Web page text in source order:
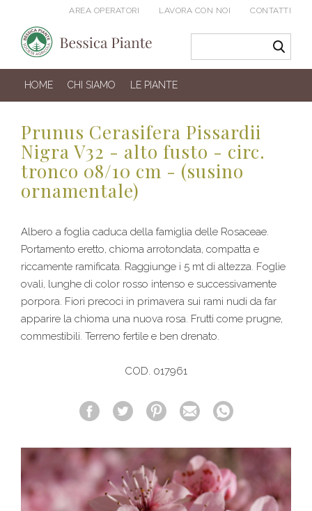
AREA OPERATORI LAVORA CON NOI CONTATTI
HOME CHI SIAMO LE PIANTE
Prunus Cerasifera Pissardii
Nigra V32 - alto fusto - circ.
tronco 08/10 cm - (susino
ornamentale)
Albero a foglia caduca della famiglia delle Rosaceae.
Portamento eretto, chioma arrotondata, compatta e
riccamente ramificata. Raggiunge i 5 mt di altezza. Foglie
ovali, lunghe di color rosso intenso e successivamente
porpora. Fiori precoci in primavera sui rami nudi da far
apparire la chioma una nuova rosa. Frutti come prugne,
commestibili. Terreno fertile e ben drenato.
COD. 017961